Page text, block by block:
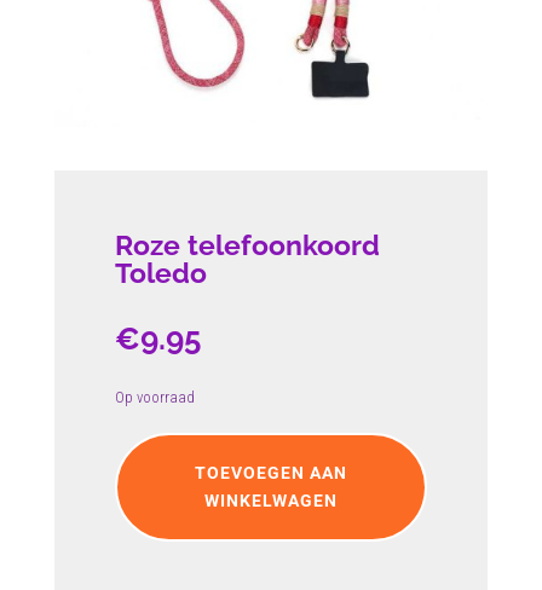
Roze telefoonkoord
Toledo
€9.95
Op voorraad
telefoonkoord
Toledo
aantal
TOEVOEGEN AAN
WINKELWAGEN